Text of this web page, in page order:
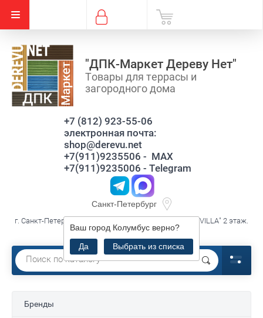
"ДПК-Маркет Дереву Нет"
Товары для террасы и
загородного дома
+7 (812) 923-55-06
электронная почта:
shop@derevu.net
+7(911)9235506 - MAX
+7(911)9235006 - Telegram
Санкт-Петербург
Ваш город Колумбус верно?
Да
Выбрать из списка
г. Санкт-Петербург, ул. Савушкина д.119 к3 лит.А, ТЦ."VILLA" 2 этаж.
секция В16
Бренды